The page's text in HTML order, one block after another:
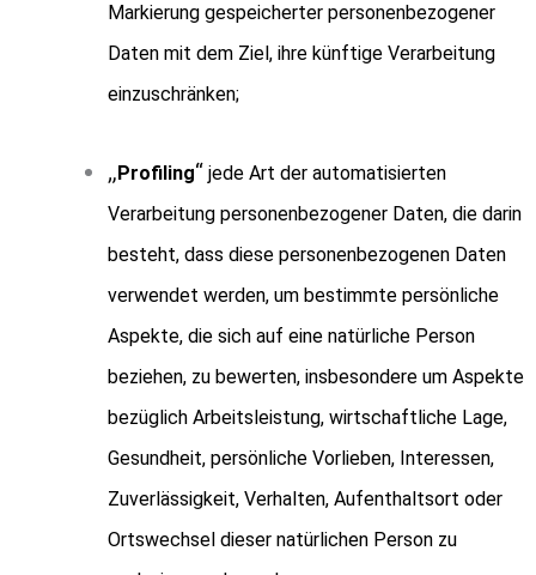
Markierung gespeicherter personenbezogener
Daten mit dem Ziel, ihre künftige Verarbeitung
einzuschränken;
„ Profiling“jede Art der automatisierten
Verarbeitung personenbezogener Daten, die darin
besteht, dass diese personenbezogenen Daten
verwendet werden, um bestimmte persönliche
Aspekte, die sich auf eine natürliche Person
beziehen, zu bewerten, insbesondere um Aspekte
bezüglich Arbeitsleistung, wirtschaftliche Lage,
Gesundheit, persönliche Vorlieben, Interessen,
Zuverlässigkeit, Verhalten, Aufenthaltsort oder
Ortswechsel dieser natürlichen Person zu